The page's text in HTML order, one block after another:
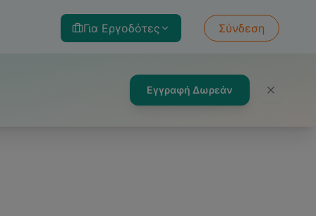
Για Εργοδότες Σύνδεση
Εγγραφή Δωρεάν